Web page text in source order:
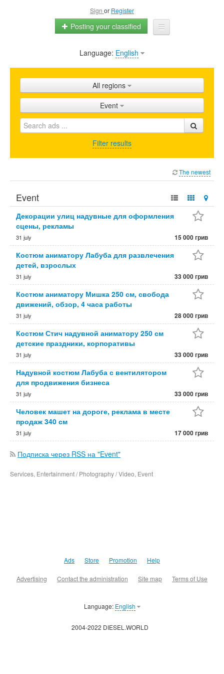
Sign or Register
Posting your classified
Home
Shops
Promotion
FAQ
Language: English
All regions
Event
Filter results
The newest
Event
Декорации улиц надувные для оформления
сцены, рекламы
31 july 15 000 грив
Костюм аниматору Лабуба для развлечения
детей, взрослых
31 july 33 000 грив
Костюм аниматору Мишка 250 см, свобода
движений, обзор, 4 часа работы
31 july 28 000 грив
Костюм Стич надувной аниматору 250 см
детские праздники, корпоративы
31 july 33 000 грив
Надувной костюм Лабуба с вентилятором
для продвижения бизнеса
31 july 33 000 грив
Человек машет на дороге, реклама в месте
продаж 340 см
31 july 17 000 грив
Подписка через RSS на "Event"
Services, Entertainment / Photography / Video, Event
Ads Store Promotion Help
Advertising Contact the administration Site map Terms of Use
Language: English
2004-2022 DIESEL.WORLD